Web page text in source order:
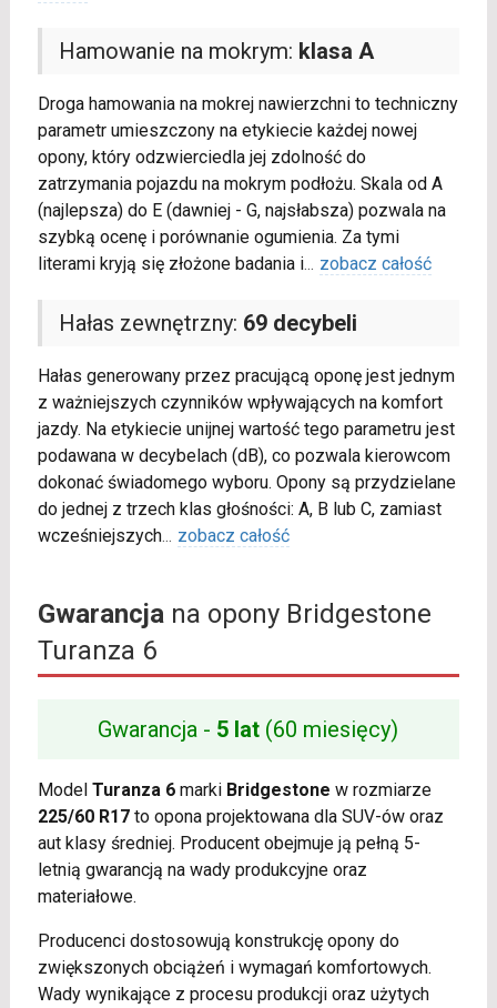
Hamowanie na mokrym: klasa A
Droga hamowania na mokrej nawierzchni to techniczny
parametr umieszczony na etykiecie każdej nowej
opony, który odzwierciedla jej zdolność do
zatrzymania pojazdu na mokrym podłożu. Skala od A
(najlepsza) do E (dawniej - G, najsłabsza) pozwala na
szybką ocenę i porównanie ogumienia. Za tymi
literami kryją się złożone badania i... zobacz całość
Hałas zewnętrzny: 69 decybeli
Hałas generowany przez pracującą oponę jest jednym
z ważniejszych czynników wpływających na komfort
jazdy. Na etykiecie unijnej wartość tego parametru jest
podawana w decybelach (dB), co pozwala kierowcom
dokonać świadomego wyboru. Opony są przydzielane
do jednej z trzech klas głośności: A, B lub C, zamiast
wcześniejszych... zobacz całość
Gwarancjana opony Bridgestone
Turanza 6
Gwarancja - 5 lat (60 miesięcy)
Model Turanza 6marki Bridgestone w rozmiarze
225/60 R17to opona projektowana dla SUV-ów oraz
aut klasy średniej. Producent obejmuje ją pełną 5-
letnią gwarancją na wady produkcyjne oraz
materiałowe.
Producenci dostosowują konstrukcję opony do
zwiększonych obciążeń i wymagań komfortowych.
Wady wynikające z procesu produkcji oraz użytych